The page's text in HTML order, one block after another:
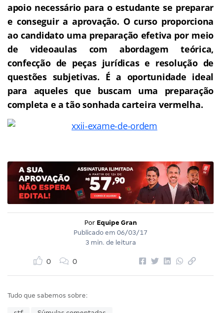
apoio necessário para o estudante se preparar
e conseguir a aprovação. O curso proporciona
ao candidato uma preparação efetiva por meio
de videoaulas com abordagem teórica,
confecção de peças jurídicas e resolução de
questões subjetivas. É a oportunidade ideal
para aqueles que buscam uma preparação
completa e a tão sonhada carteira vermelha.
Por Equipe Gran
Publicado em 06/03/17
3 min. de leitura
0 0
Tudo que sabemos sobre: